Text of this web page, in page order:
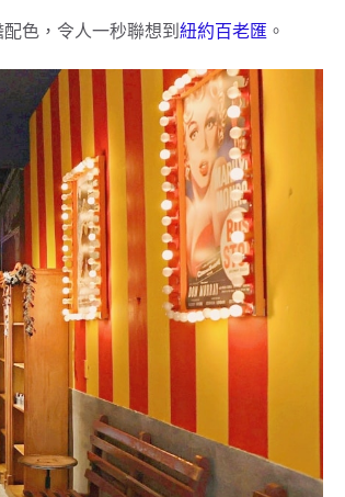
色，令人一秒聯想到 紐約百老匯 。